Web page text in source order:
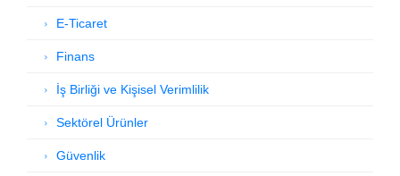
E-Ticaret
Finans
İş Birliği ve Kişisel Verimlilik
Sektörel Ürünler
Güvenlik